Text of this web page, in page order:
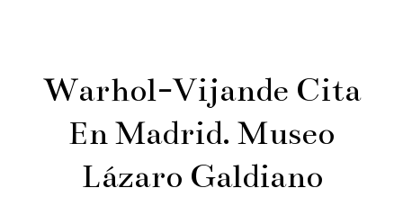
Warhol-Vijande Cita
En Madrid. Museo
Lázaro Galdiano